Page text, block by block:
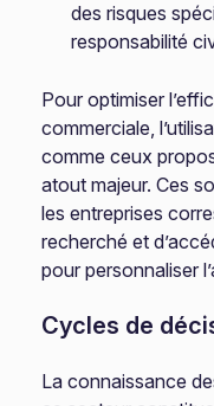
des risques
responsabilité
Pour optimiser
commerciale,
comme ceux
atout majeur. Ces
les entreprises
recherché et
pour personnaliser
Cycles de
La connaissance